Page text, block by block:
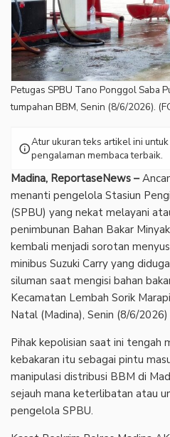
Petugas SPBU Tano Ponggol Saba
tumpahan BBM, Senin (8/6/2026).
infoAtur ukuran teks artikel ini
pengalaman membaca terbaik.
Madina, ReportaseNews –
menanti pengelola Stasiun
(SPBU) yang nekat melayani
penimbunan Bahan Bakar
kembali menjadi sorotan
minibus Suzuki Carry yang
siluman saat mengisi bahan
Kecamatan Lembah Sorik
Natal (Madina), Senin (8/6/
Pihak kepolisian saat ini tengah
kebakaran itu sebagai pintu
manipulasi distribusi BBM di
sejauh mana keterlibatan atau
pengelola SPBU.